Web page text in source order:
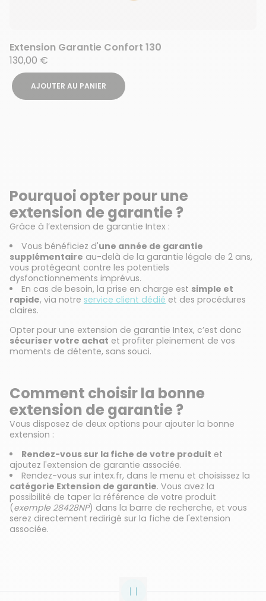
Extension Garantie Confort 130
130,00 €
AJOUTER AU PANIER
Pourquoi opter pour une
extension de garantie ?
Grâce à l’extension de garantie Intex :
Vous bénéficiez d'une année de garantie
supplémentaire au-delà de la garantie légale de 2 ans,
vous protégeant contre les potentiels
dysfonctionnements imprévus.
En cas de besoin, la prise en charge est simple et
rapide, via notre service client dédié et des procédures
claires.
Opter pour une extension de garantie Intex, c’est donc
sécuriser votre achat et profiter pleinement de vos
moments de détente, sans souci.
Comment choisir la bonne
extension de garantie ?
Vous disposez de deux options pour ajouter la bonne
extension :
Rendez-vous sur la fiche de votre produit et
ajoutez l'extension de garantie associée.
Rendez-vous sur intex.fr, dans le menu et choisissez la
catégorie Extension de garantie. Vous avez la
possibilité de taper la référence de votre produit
(exemple 28428NP) dans la barre de recherche, et vous
serez directement redirigé sur la fiche de l'extension
associée.